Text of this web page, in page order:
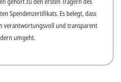
Spendenzertifikats. Es belegt, dass
verantwortungsvoll und transparent
umgeht.